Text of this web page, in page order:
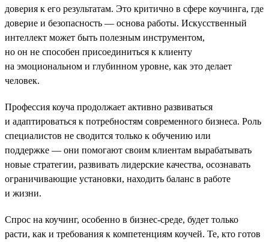
доверия к его результатам. Это критично в сфере коучинга, где
доверие и безопасность — основа работы. Искусственный
интеллект может быть полезным инструментом,
но он не способен присоединиться к клиенту
на эмоциональном и глубинном уровне, как это делает
человек.
Профессия коуча продолжает активно развиваться
и адаптироваться к потребностям современного бизнеса. Роль
специалистов не сводится только к обучению или
поддержке — они помогают своим клиентам вырабатывать
новые стратегии, развивать лидерские качества, осознавать
ограничивающие установки, находить баланс в работе
и жизни.
Спрос на коучинг, особенно в бизнес-среде, будет только
расти, как и требования к компетенциям коучей. Те, кто готов